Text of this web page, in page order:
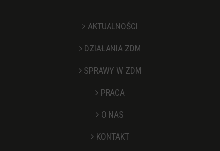
AKTUALNOŚCI
DZIAŁANIA ZDM
SPRAWY W ZDM
PRACA
O NAS
KONTAKT